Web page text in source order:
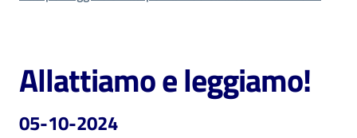
Cosa
puoi
fare
Salta al contenuto
Allattiamo e leggiamo!
05-10-2024